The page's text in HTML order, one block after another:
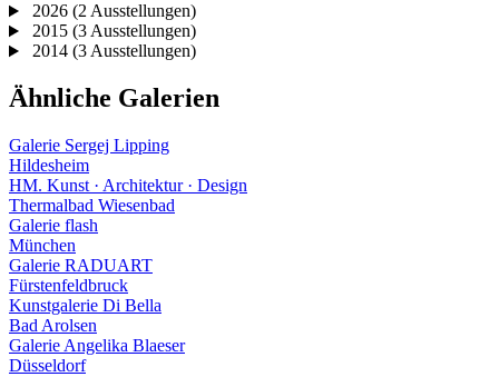
2026 (2 Ausstellungen)
2015 (3 Ausstellungen)
2014 (3 Ausstellungen)
Ähnliche Galerien
Galerie Sergej Lipping
Hildesheim
HM. Kunst · Architektur · Design
Thermalbad Wiesenbad
Galerie flash
München
Galerie RADUART
Fürstenfeldbruck
Kunstgalerie Di Bella
Bad Arolsen
Galerie Angelika Blaeser
Düsseldorf